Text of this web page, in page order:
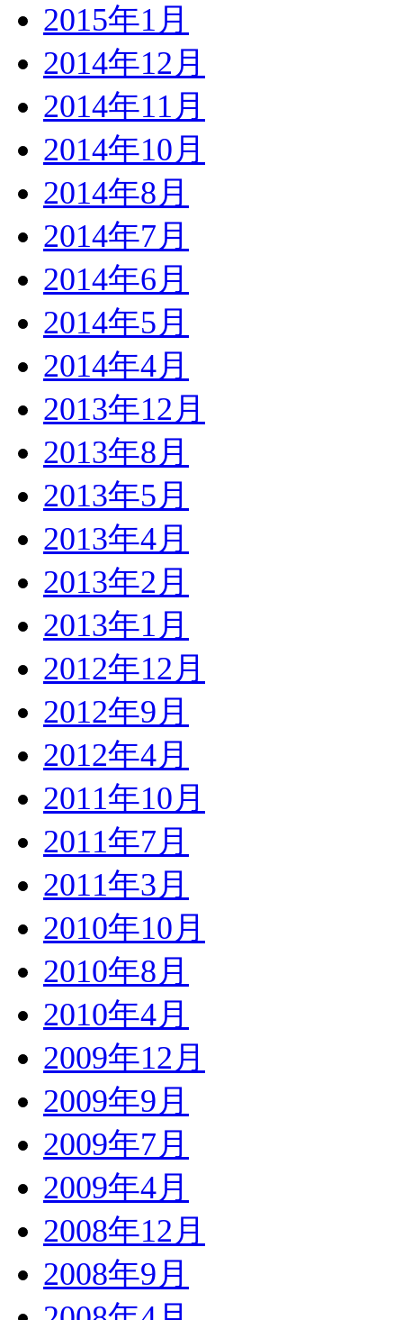
2015年1月
2014年12月
2014年11月
2014年10月
2014年8月
2014年7月
2014年6月
2014年5月
2014年4月
2013年12月
2013年8月
2013年5月
2013年4月
2013年2月
2013年1月
2012年12月
2012年9月
2012年4月
2011年10月
2011年7月
2011年3月
2010年10月
2010年8月
2010年4月
2009年12月
2009年9月
2009年7月
2009年4月
2008年12月
2008年9月